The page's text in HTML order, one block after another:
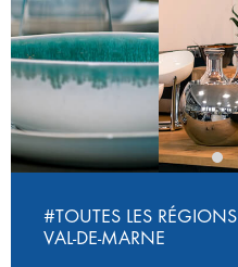
‹
#TOUTES LES RÉGIONS
VAL-DE-MARNE